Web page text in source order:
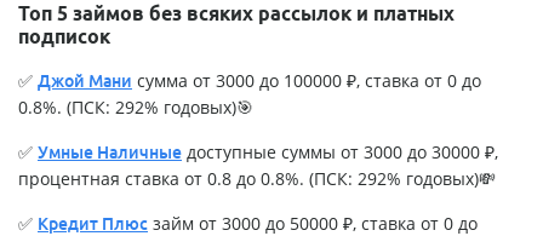
Топ 5 займов без всяких рассылок и платных
подписок
✅ Джой Мани сумма от 3000 до 100000 ₽, ставка от 0 до
0.8%. (ПСК: 292% годовых)🎯
✅ Умные Наличные доступные суммы от 3000 до 30000 ₽,
процентная ставка от 0.8 до 0.8%. (ПСК: 292% годовых)💸
✅ Кредит Плюс займ от 3000 до 50000 ₽, ставка от 0 до